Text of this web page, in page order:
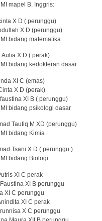
mapel B. Inggris:
X D ( perunggu)
X D (perunggu)
bidang matematika
Aulia X D ( perak)
bidang kedokteran dasar
XI C (emas)
X D (perak)
XI B ( perunggu)
bidang psikologi dasar
Taufiq M XD (perunggu)
bidang Kimia
Tsani X D ( perunggu )
bidang Biologi
XI C perak
XI B perunggu
XI C perunggu
XI C perak
X C perunggu